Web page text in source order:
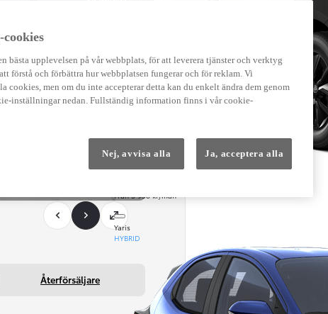
Från 3 958 kr/mån
Yaris
HYBRID
Återförsäljare
bästa upplevelsen på vår webbplats, för att leverera tjänster och verktyg
förstå och förbättra hur webbplatsen fungerar och för reklam. Vi
cookies, men om du inte accepterar detta kan du enkelt ändra dem genom
inställningar nedan. Fullständig information finns i vår cookie-
Nej, avvisa alla Ja, acceptera alla